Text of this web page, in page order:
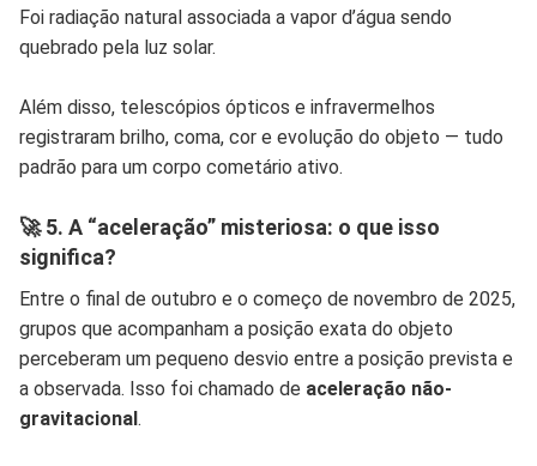
Foi radiação natural associada a vapor d’água sendo
quebrado pela luz solar.
Além disso, telescópios ópticos e infravermelhos
registraram brilho, coma, cor e evolução do objeto — tudo
padrão para um corpo cometário ativo.
🚀 5. A “aceleração” misteriosa: o que isso
significa?
Entre o final de outubro e o começo de novembro de 2025,
grupos que acompanham a posição exata do objeto
perceberam um pequeno desvio entre a posição prevista e
a observada. Isso foi chamado de aceleração não-
gravitacional.